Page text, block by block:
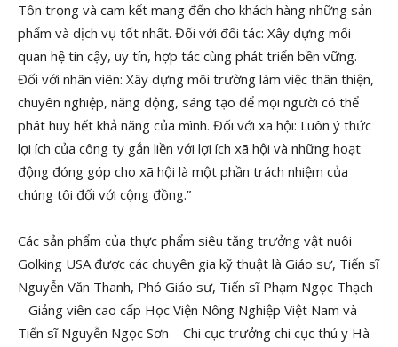
Tôn trọng và cam kết mang đến cho khách hàng những sản
phẩm và dịch vụ tốt nhất. Đối với đối tác: Xây dựng mối
quan hệ tin cậy, uy tín, hợp tác cùng phát triển bền vững.
Đối với nhân viên: Xây dựng môi trường làm việc thân thiện,
chuyên nghiệp, năng động, sáng tạo để mọi người có thể
phát huy hết khả năng của mình. Đối với xã hội: Luôn ý thức
lợi ích của công ty gắn liền với lợi ích xã hội và những hoạt
động đóng góp cho xã hội là một phần trách nhiệm của
chúng tôi đối với cộng đồng.”
Các sản phẩm của thực phẩm siêu tăng trưởng vật nuôi
Golking USA được các chuyên gia kỹ thuật là Giáo sư, Tiến sĩ
Nguyễn Văn Thanh, Phó Giáo sư, Tiến sĩ Phạm Ngọc Thạch
– Giảng viên cao cấp Học Viện Nông Nghiệp Việt Nam và
Tiến sĩ Nguyễn Ngọc Sơn – Chi cục trưởng chi cục thú y Hà